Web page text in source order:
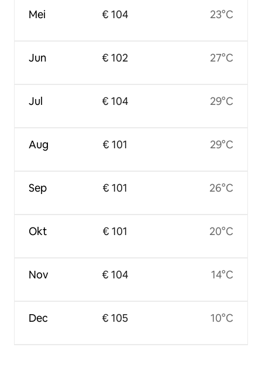
Mei
Jun
Jul
Aug
Sep
Okt
Nov
Dec
€ 104
€ 102
€ 104
€ 101
€ 101
€ 101
€ 104
€ 105
23°C
27°C
29°C
29°C
26°C
20°C
14°C
10°C